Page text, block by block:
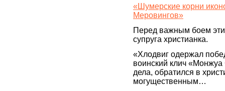
«Шумерские корни
Меровингов»
Перед важным боем
супруга христианка.
«Хлодвиг одержал
воинский клич
дела, обратился в
могущественным…